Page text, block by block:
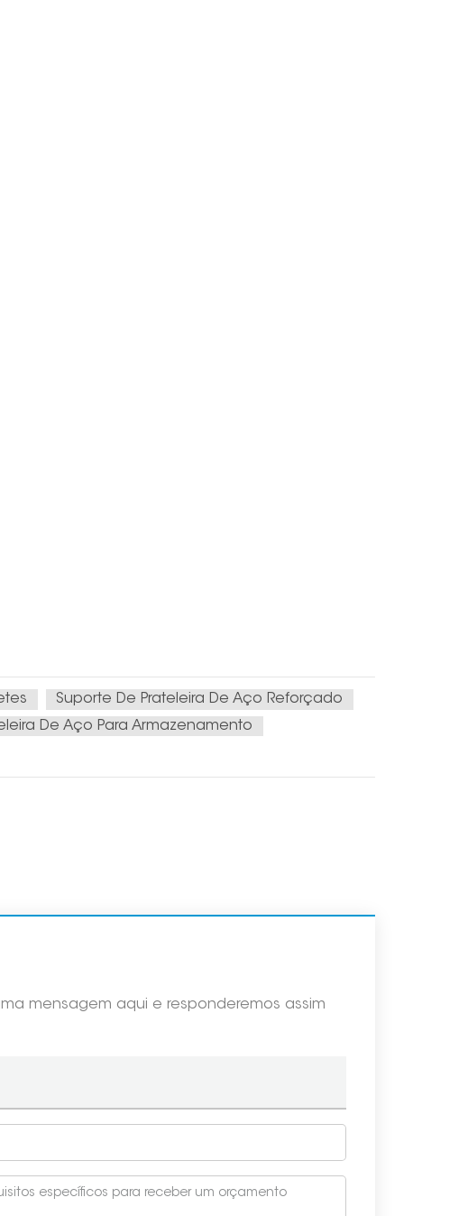
Suporte De Prateleira De Aço Reforçado
De Aço Para Armazenamento
mensagem aqui e responderemos assim